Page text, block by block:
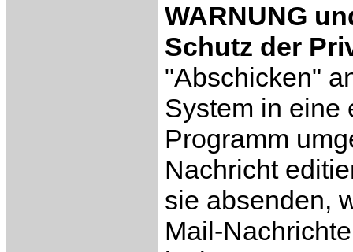
WARNUNG
Schutz der
"Abschicken"
System in eine
Programm
Nachricht
sie absenden,
Mail-